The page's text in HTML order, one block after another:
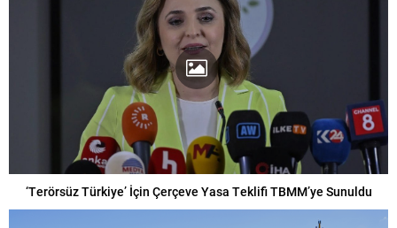
‘Terörsüz Türkiye’ İçin Çerçeve Yasa Teklifi TBMM’ye Sunuldu